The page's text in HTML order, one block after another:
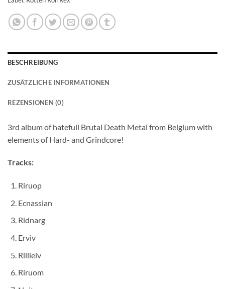
BESCHREIBUNG
ZUSÄTZLICHE INFORMATIONEN
REZENSIONEN (0)
3rd album of hatefull Brutal Death Metal from Belgium with
elements of Hard- and Grindcore!
Tracks:
Riruop
Ecnassian
Ridnarg
Erviv
Rillieiv
Riruom